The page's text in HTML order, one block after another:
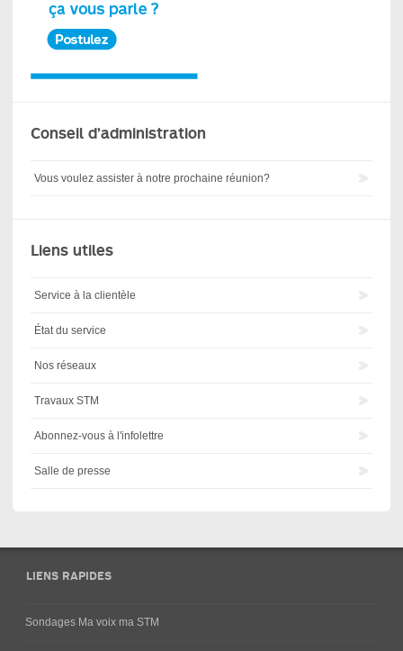
Conseil d’administration
Vous voulez assister à notre prochaine réunion?
Liens utiles
Service à la clientèle
État du service
Nos réseaux
Travaux STM
Abonnez-vous à l'infolettre
Salle de presse
LIENS RAPIDES
Sondages Ma voix ma STM